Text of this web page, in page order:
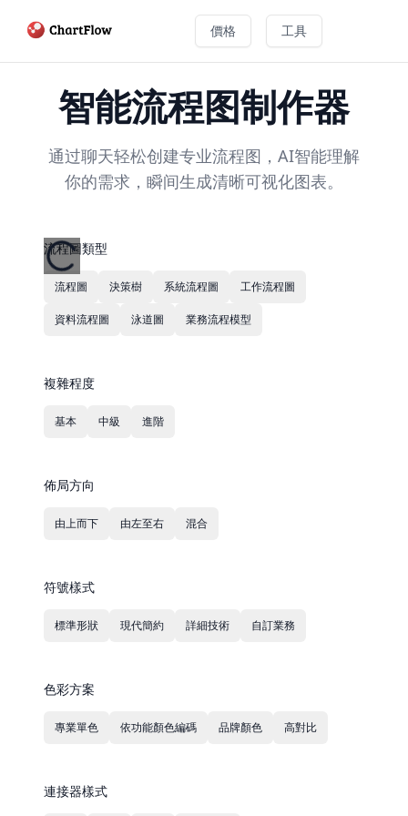
價格 工具
智能流程图制作器
通过聊天轻松创建专业流程图，AI智能理解
你的需求，瞬间生成清晰可视化图表。
流程圖類型
流程圖 決策樹 系統流程圖 工作流程圖
資料流程圖 泳道圖 業務流程模型
複雜程度
基本 中級 進階
佈局方向
由上而下 由左至右 混合
符號樣式
標準形狀 現代簡約 詳細技術 自訂業務
色彩方案
專業單色 依功能顏色編碼 品牌顏色 高對比
連接器樣式